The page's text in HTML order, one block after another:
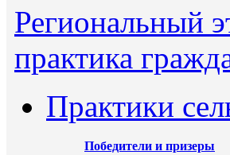
Региональный
практика
Практики
Победители и призеры